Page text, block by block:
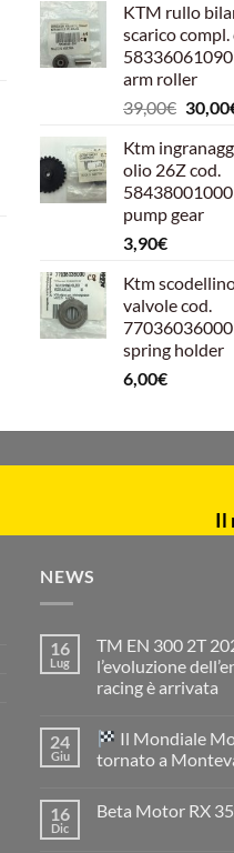
era:
KTM rullo
scarico compl.
arm roller
39,00€ Il
era:
30,00
Ktm
olio 26Z cod.
pump gear
3,90€
Ktm
valvole cod.
spring holder
6,00€
Il
NEWS
16
Lug
TM EN 300 2T
l’evoluzione
racing è arrivata
su
TM
EN
2026:
24
Giu
Il Mondiale
tornato a
su
16
Dic
Beta Motor RX